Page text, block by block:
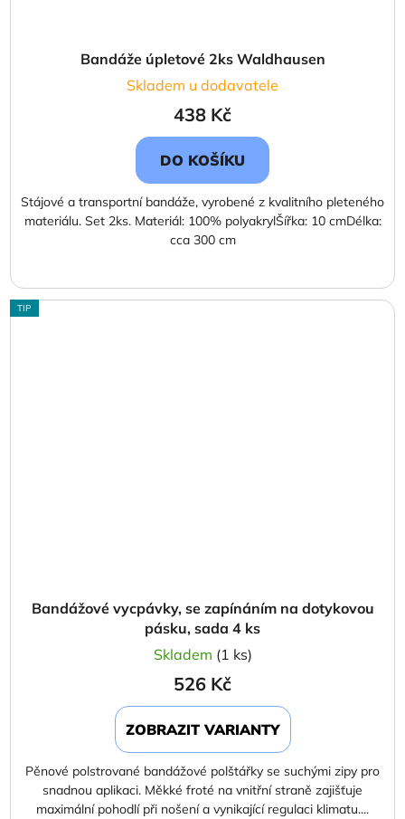
Bandáže úpletové 2ks Waldhausen
Skladem u dodavatele
438 Kč
DO KOŠÍKU
Stájové a transportní bandáže, vyrobené z kvalitního pleteného
materiálu. Set 2ks. Materiál: 100% polyakrylŠířka: 10 cmDélka:
cca 300 cm
TIP
Bandážové vycpávky, se zapínáním na dotykovou
pásku, sada 4 ks
Skladem (1 ks)
526 Kč
ZOBRAZIT VARIANTY
Pěnové polstrované bandážové polštářky se suchými zipy pro
snadnou aplikaci. Měkké froté na vnitřní straně zajišťuje
maximální pohodlí při nošení a vynikající regulaci klimatu....